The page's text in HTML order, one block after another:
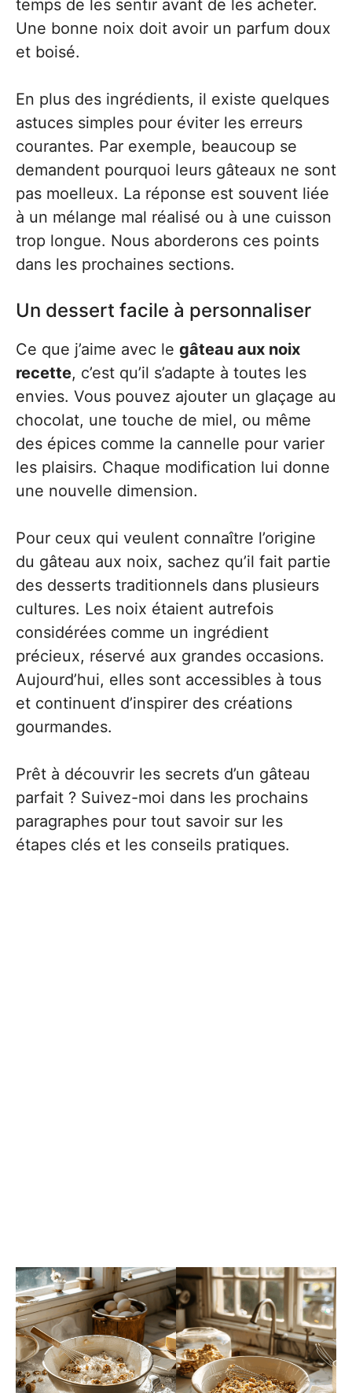
temps de les sentir avant de les acheter.
Une bonne noix doit avoir un parfum doux
et boisé.
En plus des ingrédients, il existe quelques
astuces simples pour éviter les erreurs
courantes. Par exemple, beaucoup se
demandent pourquoi leurs gâteaux ne sont
pas moelleux. La réponse est souvent liée
à un mélange mal réalisé ou à une cuisson
trop longue. Nous aborderons ces points
dans les prochaines sections.
Un dessert facile à personnaliser
Ce que j’aime avec le gâteau aux noix
recette, c’est qu’il s’adapte à toutes les
envies. Vous pouvez ajouter un glaçage au
chocolat, une touche de miel, ou même
des épices comme la cannelle pour varier
les plaisirs. Chaque modification lui donne
une nouvelle dimension.
Pour ceux qui veulent connaître l’origine
du gâteau aux noix, sachez qu’il fait partie
des desserts traditionnels dans plusieurs
cultures. Les noix étaient autrefois
considérées comme un ingrédient
précieux, réservé aux grandes occasions.
Aujourd’hui, elles sont accessibles à tous
et continuent d’inspirer des créations
gourmandes.
Prêt à découvrir les secrets d’un gâteau
parfait ? Suivez-moi dans les prochains
paragraphes pour tout savoir sur les
étapes clés et les conseils pratiques.